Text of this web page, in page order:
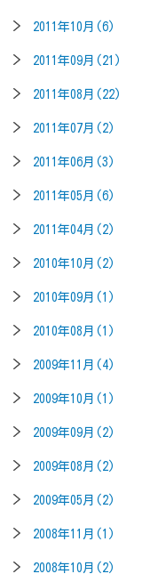
2011年10月(6)
2011年09月(21)
2011年08月(22)
2011年07月(2)
2011年06月(3)
2011年05月(6)
2011年04月(2)
2010年10月(2)
2010年09月(1)
2010年08月(1)
2009年11月(4)
2009年10月(1)
2009年09月(2)
2009年08月(2)
2009年05月(2)
2008年11月(1)
2008年10月(2)